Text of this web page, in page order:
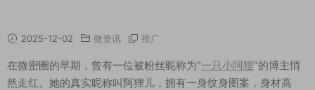
2025-12-02 微资讯 推广
在微密圈的早期，曾有一位被粉丝昵称为“一只小阿狸”的博主悄
然走红。她的真实昵称叫阿狸儿，拥有一身纹身图案，身材高